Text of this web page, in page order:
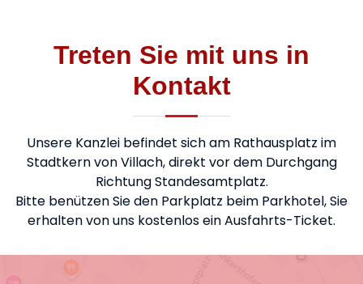
Treten Sie mit uns in
Kontakt
Unsere Kanzlei befindet sich am Rathausplatz im
Stadtkern von Villach, direkt vor dem Durchgang
Richtung Standesamtplatz.
Bitte benützen Sie den Parkplatz beim Parkhotel, Sie
erhalten von uns kostenlos ein Ausfahrts-Ticket.